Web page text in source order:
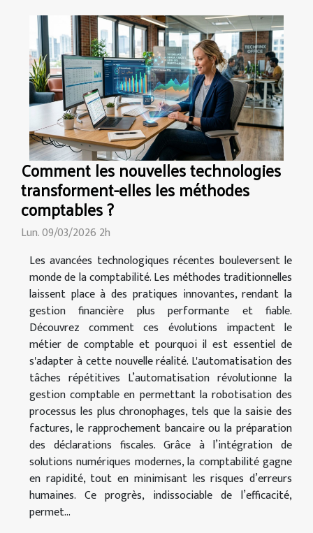
Comment les nouvelles technologies
transforment-elles les méthodes
comptables ?
Lun. 09/03/2026 2h
Les avancées technologiques récentes bouleversent le
monde de la comptabilité. Les méthodes traditionnelles
laissent place à des pratiques innovantes, rendant la
gestion financière plus performante et fiable.
Découvrez comment ces évolutions impactent le
métier de comptable et pourquoi il est essentiel de
s'adapter à cette nouvelle réalité. L'automatisation des
tâches répétitives L’automatisation révolutionne la
gestion comptable en permettant la robotisation des
processus les plus chronophages, tels que la saisie des
factures, le rapprochement bancaire ou la préparation
des déclarations fiscales. Grâce à l’intégration de
solutions numériques modernes, la comptabilité gagne
en rapidité, tout en minimisant les risques d’erreurs
humaines. Ce progrès, indissociable de l’efficacité,
permet...